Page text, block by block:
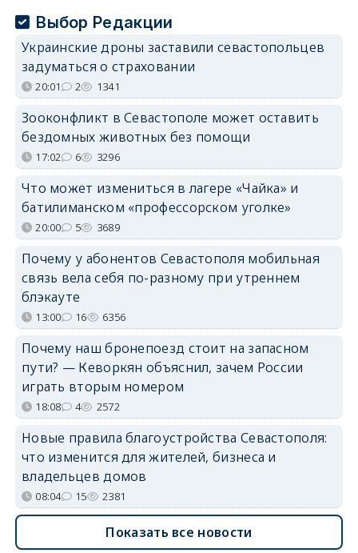
Выбор Редакции
Украинские дроны заставили севастопольцев
задуматься о страховании
20:01 2 1341
Зооконфликт в Севастополе может оставить
бездомных животных без помощи
17:02 6 3296
Что может измениться в лагере «Чайка» и
батилиманском «профессорском уголке»
20:00 5 3689
Почему у абонентов Севастополя мобильная
связь вела себя по-разному при утреннем
блэкауте
13:00 16 6356
Почему наш бронепоезд стоит на запасном
пути? — Кеворкян объяснил, зачем России
играть вторым номером
18:08 4 2572
Новые правила благоустройства Севастополя:
что изменится для жителей, бизнеса и
владельцев домов
08:04 15 2381
Показать все новости